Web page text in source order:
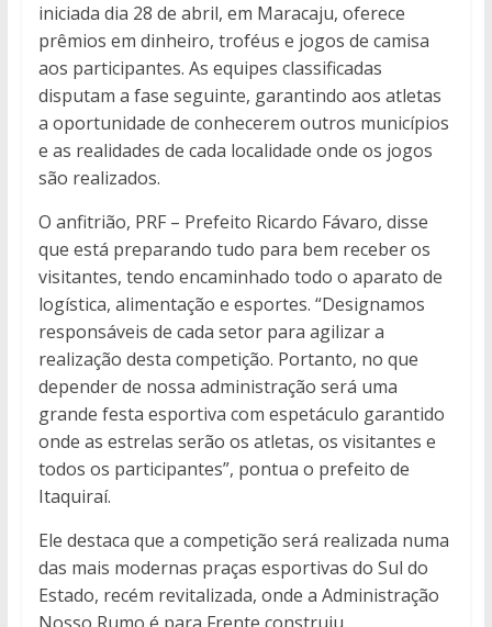
iniciada dia 28 de abril, em Maracaju, oferece
prêmios em dinheiro, troféus e jogos de camisa
aos participantes. As equipes classificadas
disputam a fase seguinte, garantindo aos atletas
a oportunidade de conhecerem outros municípios
e as realidades de cada localidade onde os jogos
são realizados.
O anfitrião, PRF – Prefeito Ricardo Fávaro, disse
que está preparando tudo para bem receber os
visitantes, tendo encaminhado todo o aparato de
logística, alimentação e esportes. “Designamos
responsáveis de cada setor para agilizar a
realização desta competição. Portanto, no que
depender de nossa administração será uma
grande festa esportiva com espetáculo garantido
onde as estrelas serão os atletas, os visitantes e
todos os participantes”, pontua o prefeito de
Itaquiraí.
Ele destaca que a competição será realizada numa
das mais modernas praças esportivas do Sul do
Estado, recém revitalizada, onde a Administração